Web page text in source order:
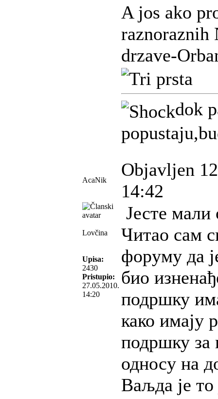
A jos ako
raznoraznih
drzave-
dok
AcaNik
Objavljen
14:42
Lovčina
Upisa:
2430
Pristupio:
27.05.2010.
14:20
Јесте
Читао сам
форуму да
био
подршку
како имају
подршку за
односу на
Ваљда је